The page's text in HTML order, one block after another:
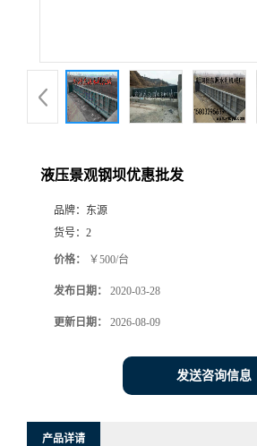
液压景观钢坝优惠批发
品牌： 东源
货号： 2
价格： ￥500/台
发布日期： 2020-03-28
更新日期： 2026-08-09
发送咨询信息
产品详请